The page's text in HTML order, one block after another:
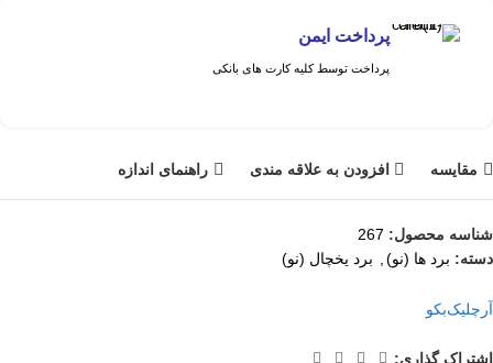
پرداخت ایمن
پرداخت توسط کلیه کارت های بانکی
مقايسه افزودن به علاقه مندی راهنمای اندازه
شناسه محصول: 267
دسته: برد ها (نو), برد یخچال (نو)
آرچلیکبکو
اشتراک گذاری: